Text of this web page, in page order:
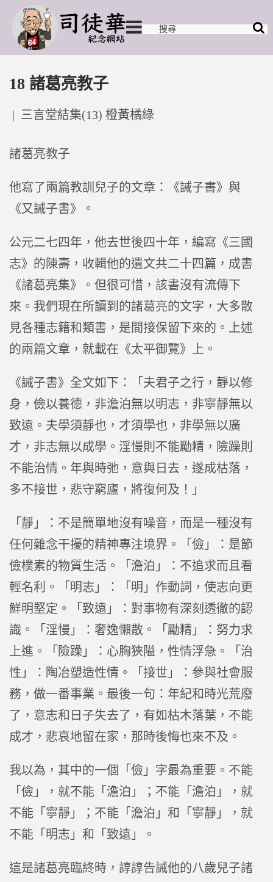
18 諸葛亮教子
Posted
三言堂結集(13) 橙黃橘綠
諸葛亮教子
他寫了兩篇教訓兒子的文章：《誡子書》與
《又誡子書》。
公元二七四年，他去世後四十年，編寫《三國
志》的陳壽，收輯他的遺文共二十四篇，成書
《諸葛亮集》。但很可惜，該書沒有流傳下
來。我們現在所讀到的諸葛亮的文字，大多散
見各種志籍和類書，是間接保留下來的。上述
的兩篇文章，就載在《太平御覽》上。
《誡子書》全文如下：「夫君子之行，靜以修
身，儉以養德，非澹泊無以明志，非寧靜無以
致遠。夫學須靜也，才須學也，非學無以廣
才，非志無以成學。淫慢則不能勵精，險躁則
不能治情。年與時弛，意與日去，遂成枯落，
多不接世，悲守窮廬，將復何及！」
「靜」：不是簡單地沒有噪音，而是一種沒有
任何雜念干擾的精神專注境界。「儉」：是節
儉樸素的物質生活。「澹泊」：不追求而且看
輕名利。「明志」：「明」作動詞，使志向更
鮮明堅定。「致遠」：對事物有深刻透徹的認
識。「淫慢」：奢逸懶散。「勵精」：努力求
上進。「險躁」：心胸狹隘，性情浮急。「治
性」：陶冶塑造性情。「接世」：參與社會服
務，做一番事業。最後一句：年紀和時光荒廢
了，意志和日子失去了，有如枯木落葉，不能
成才，悲哀地留在家，那時後悔也來不及。
我以為，其中的一個「儉」字最為重要。不能
「儉」，就不能「澹泊」；不能「澹泊」，就
不能「寧靜」；不能「澹泊」和「寧靜」，就
不能「明志」和「致遠」。
這是諸葛亮臨終時，諄諄告誡他的八歲兒子諸